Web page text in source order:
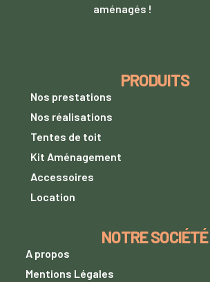
aménagés !
PRODUITS
Nos prestations
Nos réalisations
Tentes de toit
Kit Aménagement
Accessoires
Location
NOTRE SOCIÉTÉ
A propos
Mentions Légales